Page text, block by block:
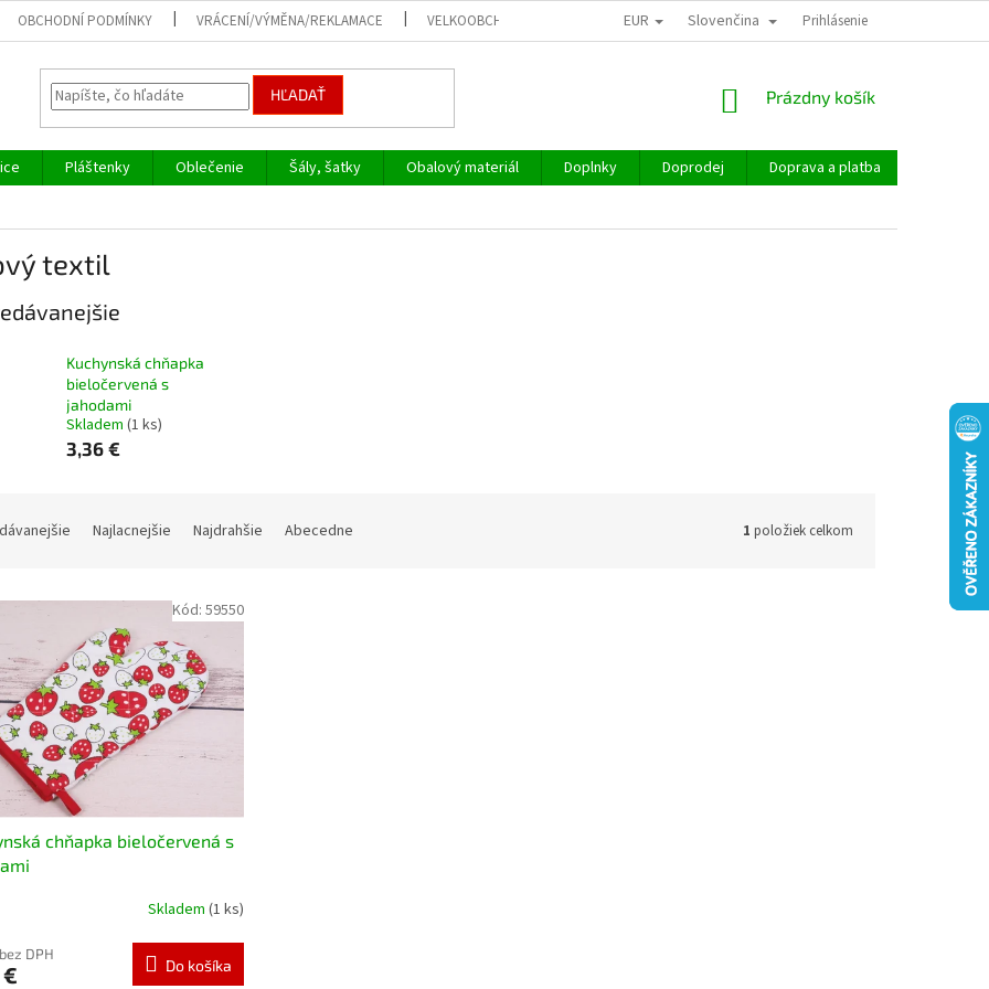
OBCHODNÍ PODMÍNKY VRÁCENÍ/VÝMĚNA/REKLAMACE VELKOOBCHOD EUR Slovenčina Prihlásenie
HĽADAŤ
NÁKUPNÝ
Prázdny košík
Pláštenky Oblečenie Šály, šatky Obalový materiál Doplnky Doprodej Doprava a platba
textil
Kuchynská chňapka
bieločervená s
jahodami
Skladem (1 ks)
3,36 €
Najlacnejšie Najdrahšie Abecedne 1 položiek celkom
chňapka bieločervená s
Skladem (1 ks)
DPH
€ Do košíka
Kód: 59550